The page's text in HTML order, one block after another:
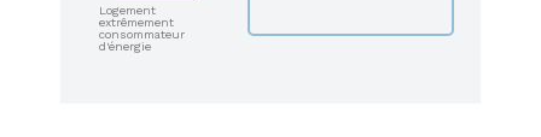
Logement
extrêmement
consommateur
d'énergie